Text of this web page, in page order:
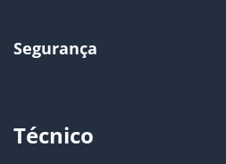
Segurança
Técnico